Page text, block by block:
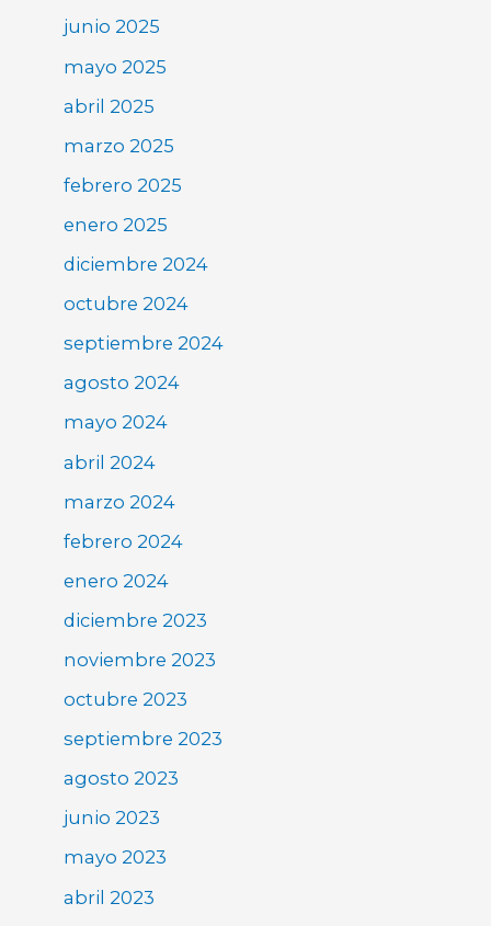
junio 2025
mayo 2025
abril 2025
marzo 2025
febrero 2025
enero 2025
diciembre 2024
octubre 2024
septiembre 2024
agosto 2024
mayo 2024
abril 2024
marzo 2024
febrero 2024
enero 2024
diciembre 2023
noviembre 2023
octubre 2023
septiembre 2023
agosto 2023
junio 2023
mayo 2023
abril 2023